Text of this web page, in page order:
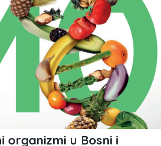
organizmi u Bosni i